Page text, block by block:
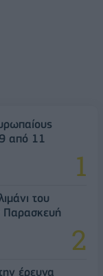
από 11
του
Παρασκευή
έρευνα